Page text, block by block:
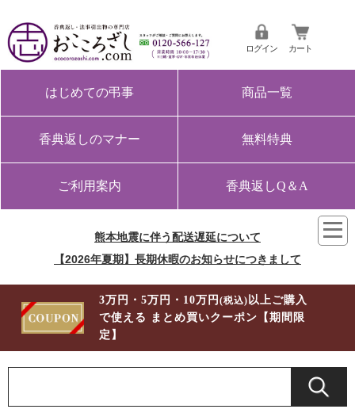
ログイン カート
はじめての弔事 商品一覧
香典返しのマナー 無料特典
ご利用案内 香典返しQ＆A
熊本地震に伴う配送遅延について
【2026年夏期】長期休暇のお知らせにつきまして
3万円・5万円・10万円(税込) 以上ご購入
で使える まとめ買いクーポン【期間限
定】